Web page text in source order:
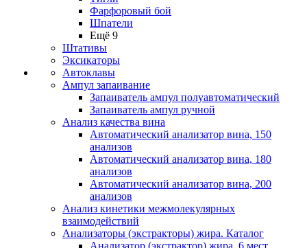
Фарфоровый бой
Шпатели
Ещё 9
Штативы
Эксикаторы
Автоклавы
Ампул запаивание
Запаиватель ампул полуавтоматический
Запаиватель ампул ручной
Анализ качества вина
Автоматический анализатор вина, 150
анализов
Автоматический анализатор вина, 180
анализов
Автоматический анализатор вина, 200
анализов
Анализ кинетики межмолекулярных
взаимодействий
Анализаторы (экстракторы) жира. Каталог
Анализатор (экстрактор) жира, 6 мест,